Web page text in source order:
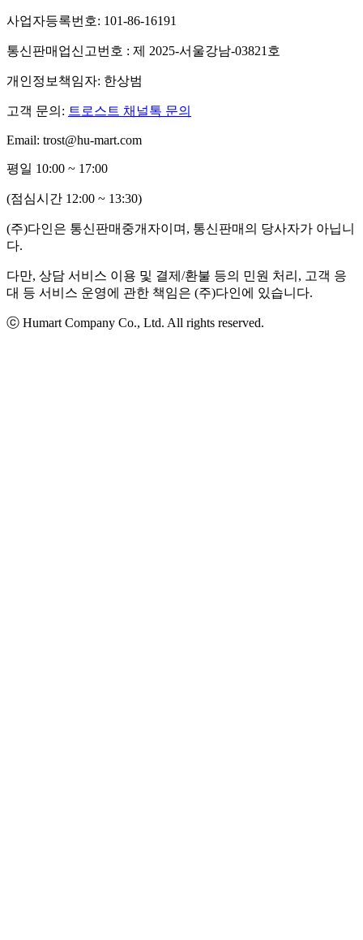
사업자등록번호: 101-86-16191
통신판매업신고번호 : 제 2025-서울강남-03821호
개인정보책임자: 한상범
고객 문의: 트로스트 채널톡 문의
Email: trost@hu-mart.com
평일 10:00 ~ 17:00
(점심시간 12:00 ~ 13:30)
(주)다인은 통신판매중개자이며, 통신판매의 당사자가 아닙니
다.
다만, 상담 서비스 이용 및 결제/환불 등의 민원 처리, 고객 응
대 등 서비스 운영에 관한 책임은 (주)다인에 있습니다.
ⓒ Humart Company Co., Ltd. All rights reserved.